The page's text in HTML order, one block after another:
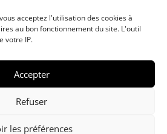
acceptez l'utilisation des cookies à
au bon fonctionnement du site. L'outil
votre IP.
Accepter
Refuser
les préférences